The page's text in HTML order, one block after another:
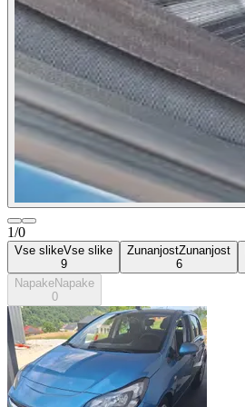
1/0
Vse slikeVse slike
9
ZunanjostZunanjost
6
NapakeNapake
0